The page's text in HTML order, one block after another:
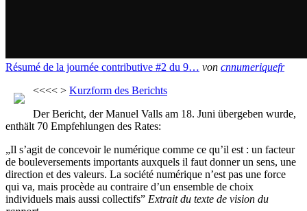
Résumé de la journée contributive #2 du 9… von cnnumeriquefr
<<<< > Kurzform des Berichts
Der Bericht, der Manuel Valls am 18. Juni übergeben wurde,
enthält 70 Empfehlungen des Rates:
„Il s’agit de concevoir le numérique comme ce qu’il est : un facteur
de bouleversements importants auxquels il faut donner un sens, une
direction et des valeurs. La société numérique n’est pas une force
qui va, mais procède au contraire d’un ensemble de choix
individuels mais aussi collectifs” Extrait du texte de vision du